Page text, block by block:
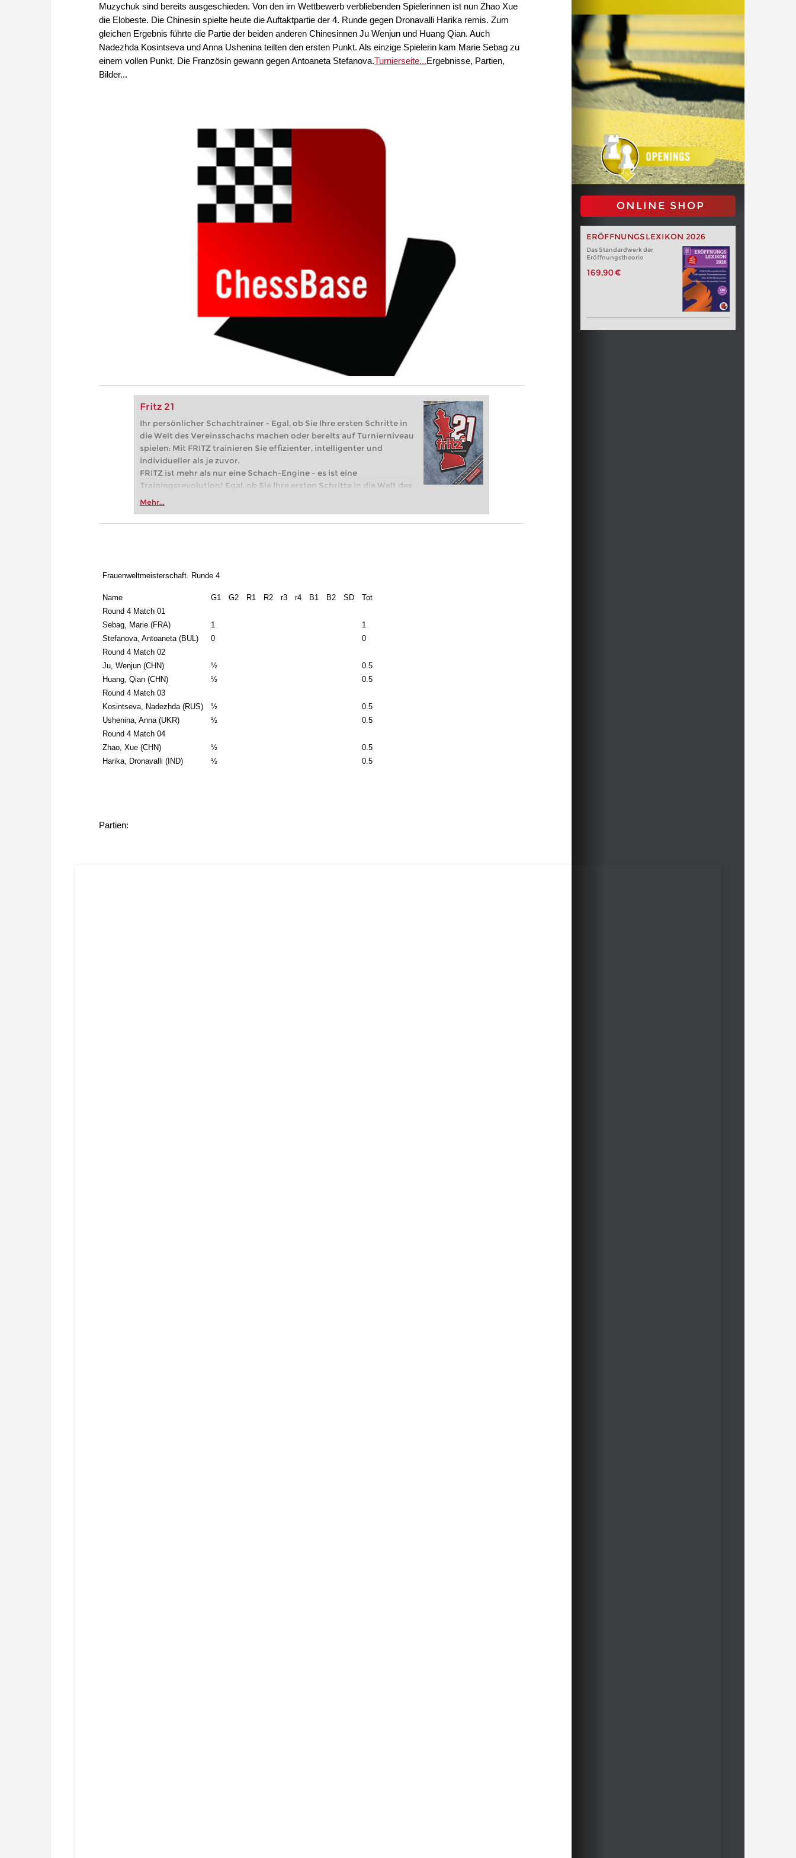
Muzychuk sind bereits ausgeschieden. Von den im Wettbewerb verbliebenden Spielerinnen ist nun Zhao Xue
die Elobeste. Die Chinesin spielte heute die Auftaktpartie der 4. Runde gegen Dronavalli Harika remis. Zum
gleichen Ergebnis führte die Partie der beiden anderen Chinesinnen Ju Wenjun und Huang Qian. Auch
Nadezhda Kosintseva und Anna Ushenina teilten den ersten Punkt. Als einzige Spielerin kam Marie Sebag zu
einem vollen Punkt. Die Französin gewann gegen Antoaneta Stefanova.Turnierseite...Ergebnisse, Partien,
Bilder...
Fritz 21
Ihr persönlicher Schachtrainer - Egal, ob Sie Ihre ersten Schritte in
die Welt des Vereinsschachs machen oder bereits auf Turnierniveau
spielen: Mit FRITZ trainieren Sie effizienter, intelligenter und
individueller als je zuvor.
FRITZ ist mehr als nur eine Schach-Engine – es ist eine
Trainingsrevolution! Egal, ob Sie Ihre ersten Schritte in die Welt des
Vereinsschachs machen oder bereits auf Turnierniveau spielen: Mit
zuvor.
Mehr...
ONLINE SHOP
ERÖFFNUNGSLEXIKON 2026
Das Standardwerk der
Eröffnungstheorie
169,90 €
Frauenweltmeisterschaft. Runde 4
Name G1 G2 R1 R2 r3 r4 B1 B2 SD
Tot
Round 4 Match 01
Sebag, Marie (FRA)
1
1
Stefanova, Antoaneta (BUL)
0
0
Round 4 Match 02
Ju, Wenjun (CHN)
½
0.5
Huang, Qian (CHN)
½
0.5
Round 4 Match 03
Kosintseva, Nadezhda (RUS)
½
0.5
Ushenina, Anna (UKR)
½
0.5
Round 4 Match 04
Zhao, Xue (CHN)
½
0.5
Harika, Dronavalli (IND)
½ 0.5
Partien: